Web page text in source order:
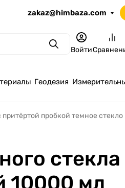
zakaz@himbaza.com
ПоискВойти
Геодезия
притёртой пробкой темное стекло
стекла
10000 мл